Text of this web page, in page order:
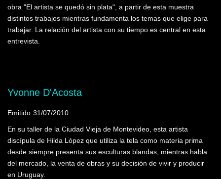
obra "El artista se quedó sin plata", a partir de esta muestra
distintos trabajos mientras fundamenta los temas que elige para
trabajar. La relación del artista con su tiempo es central en esta
entrevista.
Yvonne D'Acosta
Emitido 31/07/2010
En su taller de la Ciudad Vieja de Montevideo, esta artista
discípula de Hilda López que utiliza la tela como materia prima
desde siempre presenta sus esculturas blandas, mientras habla
del mercado, la venta de obras y su decisión de vivir y producir
en Uruguay.